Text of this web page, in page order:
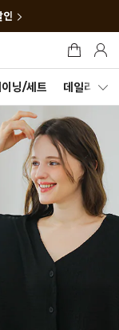
닝/세트 데일리세트